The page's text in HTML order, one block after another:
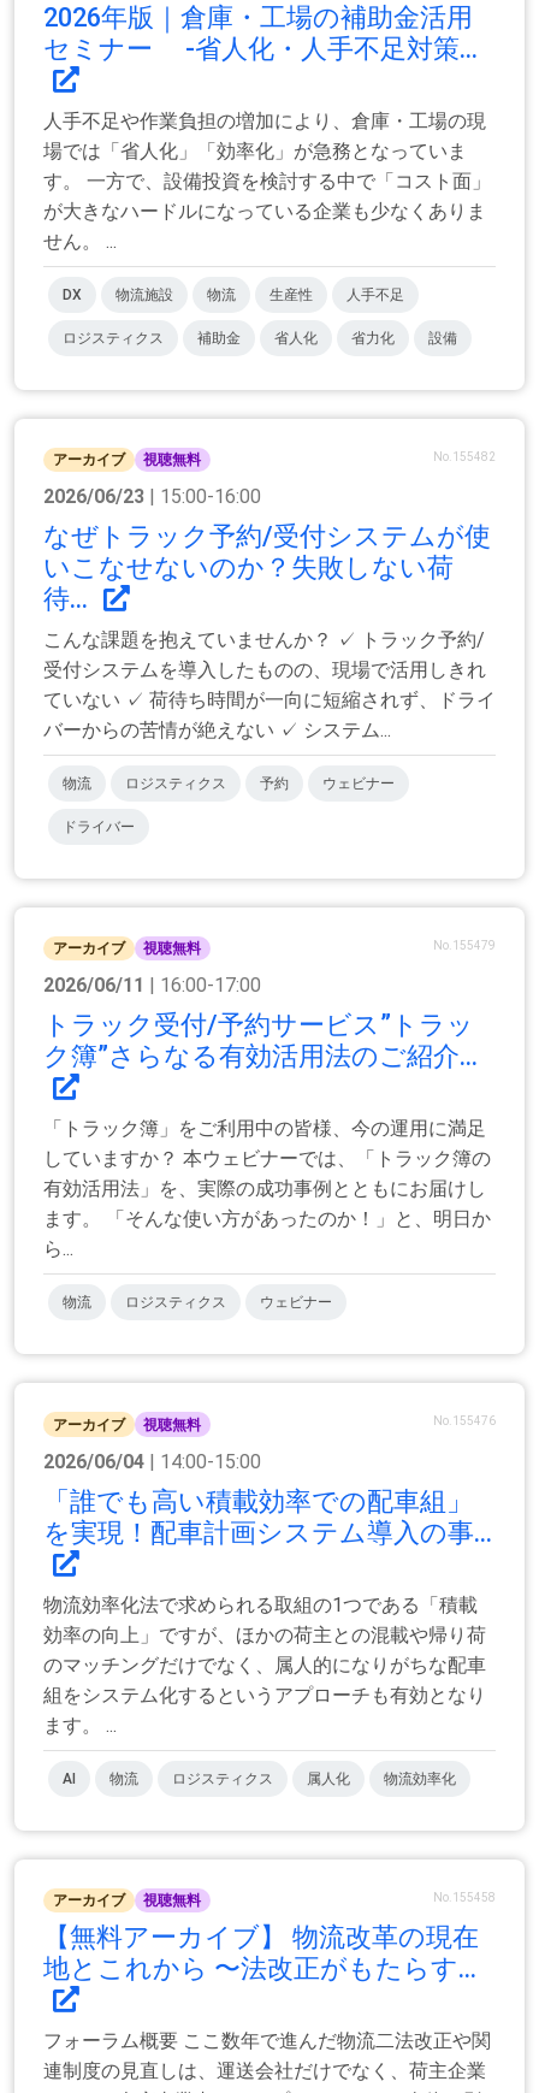
2026年版｜倉庫・工場の補助金活用
セミナー -省人化・人手不足対策...
人手不足や作業負担の増加により、倉庫・工場の現
場では「省人化」「効率化」が急務となっていま
す。 一方で、設備投資を検討する中で「コスト面」
が大きなハードルになっている企業も少なくありま
せん。 ...
DX 物流施設 物流 生産性 人手不足
ロジスティクス 補助金 省人化 省力化 設備
アーカイブ 視聴無料 No.155482
2026/06/23 | 15:00-16:00
なぜトラック予約/受付システムが使
いこなせないのか？失敗しない荷
待...
こんな課題を抱えていませんか？ ✓ トラック予約/
受付システムを導入したものの、現場で活用しきれ
ていない ✓ 荷待ち時間が一向に短縮されず、ドライ
バーからの苦情が絶えない ✓ システム...
物流 ロジスティクス 予約 ウェビナー
ドライバー
アーカイブ 視聴無料 No.155479
2026/06/11 | 16:00-17:00
トラック受付/予約サービス”トラッ
ク簿”さらなる有効活用法のご紹介...
「トラック簿」をご利用中の皆様、今の運用に満足
していますか？ 本ウェビナーでは、「トラック簿の
有効活用法」を、実際の成功事例とともにお届けし
ます。 「そんな使い方があったのか！」と、明日か
ら...
物流 ロジスティクス ウェビナー
アーカイブ 視聴無料 No.155476
2026/06/04 | 14:00-15:00
「誰でも高い積載効率での配車組」
を実現！配車計画システム導入の事...
物流効率化法で求められる取組の1つである「積載
効率の向上」ですが、ほかの荷主との混載や帰り荷
のマッチングだけでなく、属人的になりがちな配車
組をシステム化するというアプローチも有効となり
ます。 ...
AI 物流 ロジスティクス 属人化 物流効率化
アーカイブ 視聴無料 No.155458
【無料アーカイブ】 物流改革の現在
地とこれから 〜法改正がもたらす...
フォーラム概要 ここ数年で進んだ物流二法改正や関
連制度の見直しは、運送会社だけでなく、荷主企業